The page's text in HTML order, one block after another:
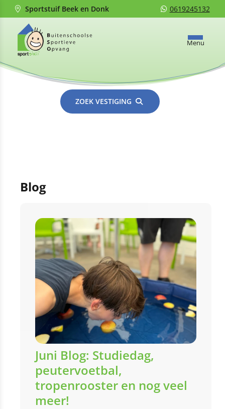
Sportstuif Beek en Donk 0619245132
Menu
ZOEK VESTIGING
Blog
Juni Blog: Studiedag,
peutervoetbal,
tropenrooster en nog veel
meer!